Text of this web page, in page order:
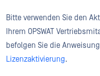
Bitte verwenden Sie den
Ihrem OPSWAT
befolgen Sie die
Lizenzaktivierung.